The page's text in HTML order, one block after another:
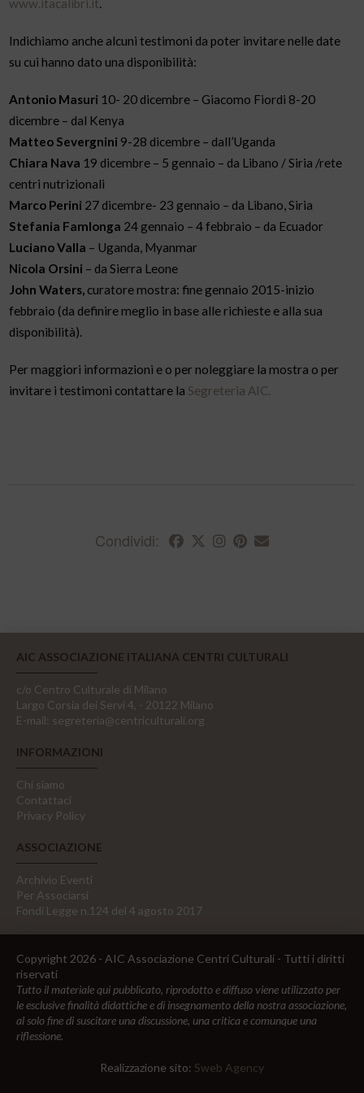
www.itacalibri.it.
Indichiamo anche alcuni testimoni da poter invitare nelle date
su cui hanno dato una disponibilità:
Antonio Masuri 10- 20 dicembre – Giacomo Fiordi 8-20
dicembre – dal Kenya
Matteo Severgnini 9-28 dicembre – dall’Uganda
Chiara Nava 19 dicembre – 5 gennaio – da Libano / Siria /rete
centri nutrizionali
Marco Perini 27 dicembre- 23 gennaio – da Libano, Siria
Stefania Famlonga 24 gennaio – 4 febbraio – da Ecuador
Luciano Valla – Uganda, Myanmar
Nicola Orsini – da Sierra Leone
John Waters, curatore mostra: fine gennaio 2015-inizio
febbraio (da definire meglio in base alle richieste e alla sua
disponibilità).
Per maggiori informazioni e o per noleggiare la mostra o per
invitare i testimoni contattare la Segreteria AIC.
Condividi:
AIC ASSOCIAZIONE ITALIANA CENTRI CULTURALI
c/o Centro Culturale di Milano
Largo Corsia dei Servi 4, - 20122 Milano
E-mail: segreteria@centriculturali.org
INFORMAZIONI
Chi siamo
Contattaci
Privacy Policy
ASSOCIAZIONE
Archivio Eventi
Per Associarsi
Fondi Legge n.124 del 4 agosto 2017
Copyright 2026 - AIC Associazione Centri Culturali - Tutti i diritti
riservati
Tutto il materiale qui pubblicato, riprodotto e diffuso viene utilizzato per
le esclusive finalità didattiche e di insegnamento della nostra associazione,
al solo fine di suscitare una discussione, una critica e comunque una
riflessione.
Realizzazione sito: Sweb Agency